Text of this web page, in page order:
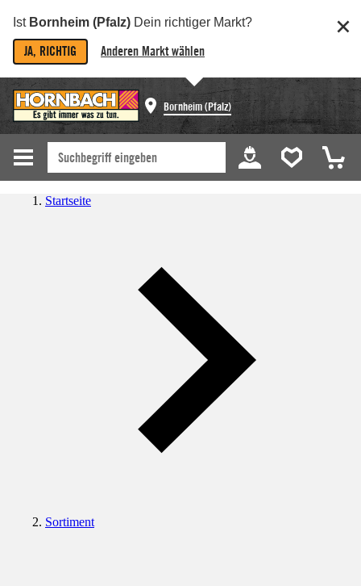
Ist Bornheim (Pfalz) Dein richtiger Markt?
JA, RICHTIG Anderen Markt wählen
Bornheim (Pfalz)
Startseite
Sortiment